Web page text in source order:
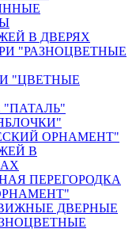
В ДВЕРЯХ
"РАЗНОЦВЕТНЫЕ
"ЦВЕТНЫЕ
"ПАТАЛЬ"
ОРНАМЕНТ"
В
ПЕРЕГОРОДКА
ДВЕРНЫЕ